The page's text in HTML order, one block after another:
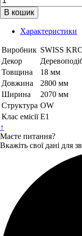
В кошик
Характеристики
Виробник SWISS
Декор
Товщина
18 мм
Довжина
2800 мм
Ширина
2070 мм
Структура OW
Клас емісії Е1
↑
Маєте питання?
Вкажіть свої дані для